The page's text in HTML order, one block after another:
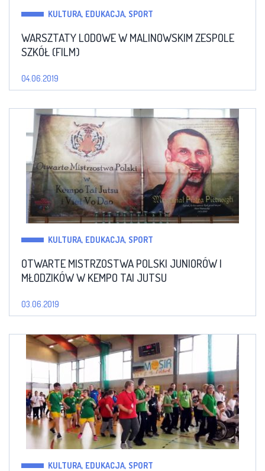
KULTURA, EDUKACJA, SPORT
WARSZTATY LODOWE W MALINOWSKIM ZESPOLE
SZKÓŁ (FILM)
04.06.2019
KULTURA, EDUKACJA, SPORT
OTWARTE MISTRZOSTWA POLSKI JUNIORÓW I
MŁODZIKÓW W KEMPO TAI JUTSU
03.06.2019
KULTURA, EDUKACJA, SPORT